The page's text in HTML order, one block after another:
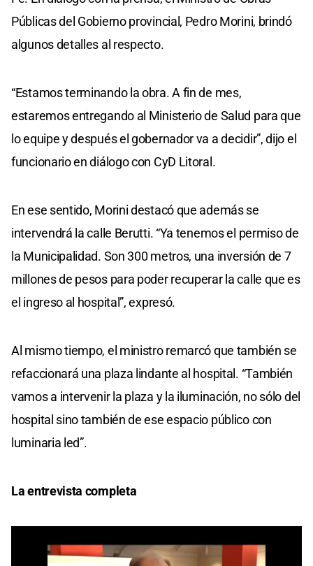
Públicas del Gobierno provincial, Pedro Morini, brindó
algunos detalles al respecto.
“Estamos terminando la obra. A fin de mes,
estaremos entregando al Ministerio de Salud para que
lo equipe y después el gobernador va a decidir”, dijo el
funcionario en diálogo con CyD Litoral.
En ese sentido, Morini destacó que además se
intervendrá la calle Berutti. “Ya tenemos el permiso de
la Municipalidad. Son 300 metros, una inversión de 7
millones de pesos para poder recuperar la calle que es
el ingreso al hospital”, expresó.
Al mismo tiempo, el ministro remarcó que también se
refaccionará una plaza lindante al hospital. “También
vamos a intervenir la plaza y la iluminación, no sólo del
hospital sino también de ese espacio público con
luminaria led”.
La entrevista completa